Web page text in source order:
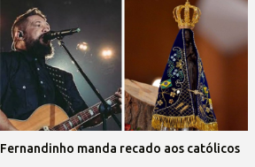
Fernandinho manda recado aos católicos